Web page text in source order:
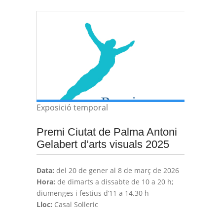
Exposició temporal
Premi Ciutat de Palma Antoni
Gelabert d’arts visuals 2025
Data: del 20 de gener al 8 de març de 2026
Hora: de dimarts a dissabte de 10 a 20 h;
diumenges i festius d’11 a 14.30 h
Lloc: Casal Solleric